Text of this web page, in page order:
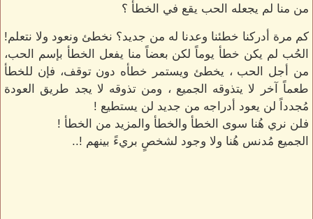
من منا لم يجعله الحب يقع في الخطأ ؟
كم مرة أدركنا خطئنا وعدنا له من جديد؟ نخطئ ونعود ولا نتعلم!
الحُب لم يكن خطأ يوماً لكن بعضاً منا يفعل الخطأ بإسم الحب،
من أجل الحب ، يخطئ ويستمر خطأه دون توقف، فإن للخطأ
طعماً آخر لا يتذوقه الجميع ، ومن تذوقه لا يجد طريق العودة
مُجدداً لن يعود أدراجه من جديد لن يستطيع !
فلن نري هُنا سوى الخطأ والخطأ والمزيد من الخطأ !
الجميع مُدنس هُنا ولا وجود لشخصٍ بريءً بينهم !..